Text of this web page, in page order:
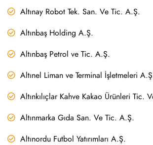
Altınay Robot Tek. San. Ve Tic. A.Ş.
Altınbaş Holding A.Ş.
Altınbaş Petrol ve Tic. A.Ş.
Altınel Liman ve Terminal İşletmeleri
Altınkılıçlar Kahve Kakao Ürünleri Tic.
Altınmarka Gıda San. Ve Tic. A.Ş.
Altınordu Futbol Yatırımları A.Ş.